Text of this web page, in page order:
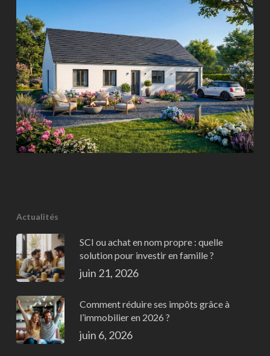
Actualités
SCI ou achat en nom propre : quelle
solution pour investir en famille ?
juin 21, 2026
Comment réduire ses impôts grâce à
l’immobilier en 2026 ?
juin 6, 2026